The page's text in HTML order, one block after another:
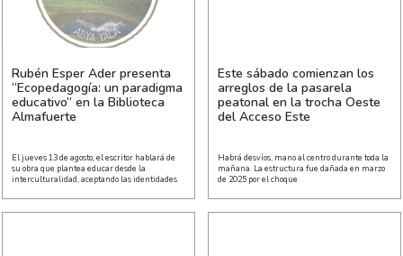
Rubén Esper Ader presenta
“Ecopedagogía: un paradigma
educativo” en la Biblioteca
Almafuerte
El jueves 13 de agosto, el escritor hablará de
su obra que plantea educar desde la
interculturalidad, aceptando las identidades
Este sábado comienzan los
arreglos de la pasarela
peatonal en la trocha Oeste
del Acceso Este
Habrá desvíos, mano al centro durante toda la
mañana. La estructura fue dañada en marzo
de 2025 por el choque